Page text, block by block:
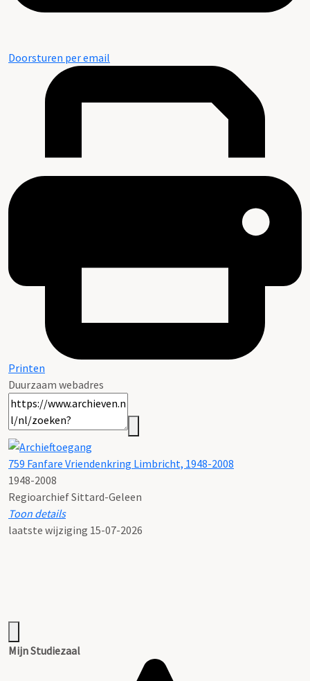
Doorsturen per email
Printen
Duurzaam webadres
759 Fanfare Vriendenkring Limbricht, 1948-2008
1948-2008
Regioarchief Sittard-Geleen
Toon details
Datering:
Plaatsingslijst
laatste wijziging 15-07-2026
Mijn Studiezaal